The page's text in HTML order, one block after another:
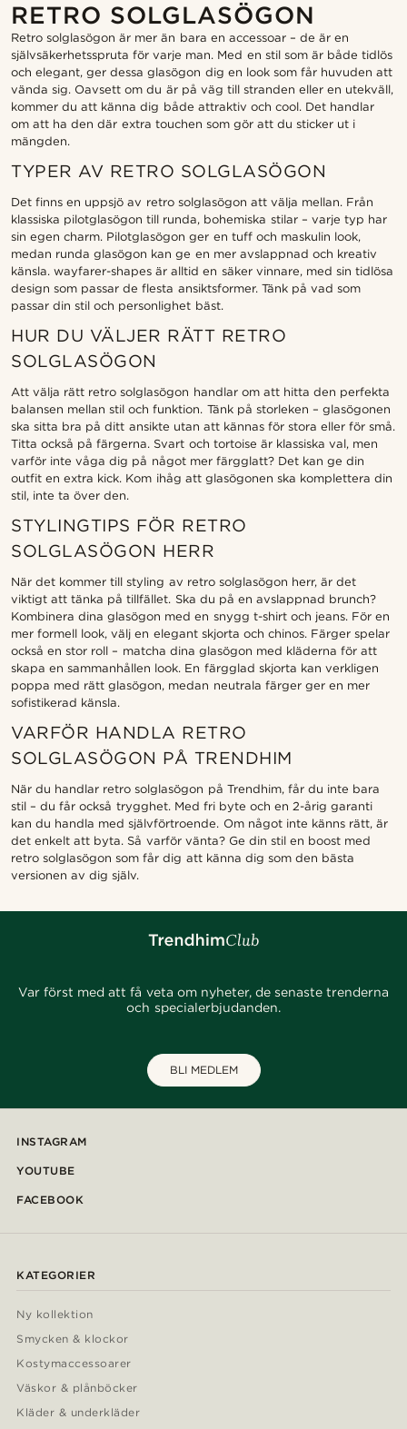
RETRO SOLGLASÖGON
Retro solglasögon är mer än bara en accessoar – de är en
självsäkerhetsspruta för varje man. Med en stil som är både tidlös
och elegant, ger dessa glasögon dig en look som får huvuden att
vända sig. Oavsett om du är på väg till stranden eller en utekväll,
kommer du att känna dig både attraktiv och cool. Det handlar
om att ha den där extra touchen som gör att du sticker ut i
mängden.
TYPER AV RETRO SOLGLASÖGON
Det finns en uppsjö av retro solglasögon att välja mellan. Från
klassiska pilotglasögon till runda, bohemiska stilar – varje typ har
sin egen charm. Pilotglasögon ger en tuff och maskulin look,
medan runda glasögon kan ge en mer avslappnad och kreativ
känsla. wayfarer-shapes är alltid en säker vinnare, med sin tidlösa
design som passar de flesta ansiktsformer. Tänk på vad som
passar din stil och personlighet bäst.
HUR DU VÄLJER RÄTT RETRO
SOLGLASÖGON
Att välja rätt retro solglasögon handlar om att hitta den perfekta
balansen mellan stil och funktion. Tänk på storleken – glasögonen
ska sitta bra på ditt ansikte utan att kännas för stora eller för små.
Titta också på färgerna. Svart och tortoise är klassiska val, men
varför inte våga dig på något mer färgglatt? Det kan ge din
outfit en extra kick. Kom ihåg att glasögonen ska komplettera din
stil, inte ta över den.
STYLINGTIPS FÖR RETRO
SOLGLASÖGON HERR
När det kommer till styling av retro solglasögon herr, är det
viktigt att tänka på tillfället. Ska du på en avslappnad brunch?
Kombinera dina glasögon med en snygg t-shirt och jeans. För en
mer formell look, välj en elegant skjorta och chinos. Färger spelar
också en stor roll – matcha dina glasögon med kläderna för att
skapa en sammanhållen look. En färgglad skjorta kan verkligen
poppa med rätt glasögon, medan neutrala färger ger en mer
sofistikerad känsla.
VARFÖR HANDLA RETRO
SOLGLASÖGON PÅ TRENDHIM
När du handlar retro solglasögon på Trendhim, får du inte bara
stil – du får också trygghet. Med fri byte och en 2-årig garanti
kan du handla med självförtroende. Om något inte känns rätt, är
det enkelt att byta. Så varför vänta? Ge din stil en boost med
retro solglasögon som får dig att känna dig som den bästa
versionen av dig själv.
Var först med att få veta om nyheter, de senaste trenderna
och specialerbjudanden.
BLI MEDLEM
INSTAGRAM
YOUTUBE
FACEBOOK
KATEGORIER
Ny kollektion
Smycken & klockor
Kostymaccessoarer
Väskor & plånböcker
Kläder & underkläder